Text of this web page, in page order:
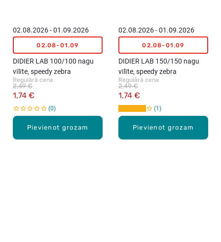
Pievienot grozam
02.08.2026 - 01.09.2026
02.08-01.09
DIDIER LAB 100/100 nagu
vīlīte, speedy zebra
Regulārā cena
1,74 €
2,49 €
0
Pievienot grozam
02.08.2026 - 01.09.2026
02.08-01.09
DIDIER LAB 150/150 nagu
vīlīte, speedy zebra
Regulārā cena
1,74 €
2,49 €
1